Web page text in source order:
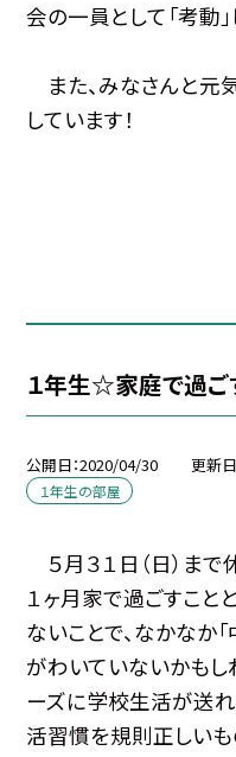
会の一員として「考動」
また、みなさんと元
しています！
１年生☆家庭で過ご
公開日 2020/04/30 更新日
１年生の部屋
５月３１日（日）ま
１ヶ月家で過ごすこと
ないことで、なかなか
がわいていないかもし
ーズに学校生活が送れ
活習慣を規則正しいも